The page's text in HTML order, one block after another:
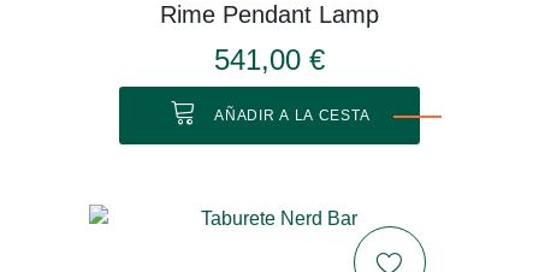
Rime Pendant Lamp
541,00 €
AÑADIR A LA CESTA